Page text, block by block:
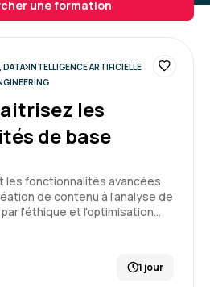
outils et la
travaillez 3 fois plus vite
1ère expérience, formation
équilibre entre la théorie
travaillez 3 fois plus vite
une formation
DATA INTELLIGENCE ARTIFICIELLE
les
de base
les fonctionnalités avancées
de contenu à l'analyse de
l'éthique et l'optimisation…
1 jour